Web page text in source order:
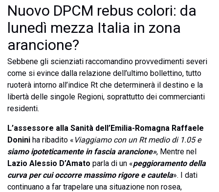
Nuovo DPCM rebus colori: da
lunedì mezza Italia in zona
arancione?
Sebbene gli scienziati raccomandino provvedimenti severi
come si evince dalla relazione dell’ultimo bollettino, tutto
ruoterà intorno all’indice Rt che determinerà il destino e la
libertà delle singole Regioni, soprattutto dei commercianti
residenti.
L’assessore alla Sanità dell’Emilia-Romagna Raffaele
Donini ha ribadito « Viaggiamo con un Rt medio di 1.05 e
siamo ipoteticamente in fascia arancione», Mentre nel
Lazio Alessio D’Amato parla di un «peggioramento della
curva per cui occorre massimo rigore e cautela». I dati
continuano a far trapelare una situazione non rosea,